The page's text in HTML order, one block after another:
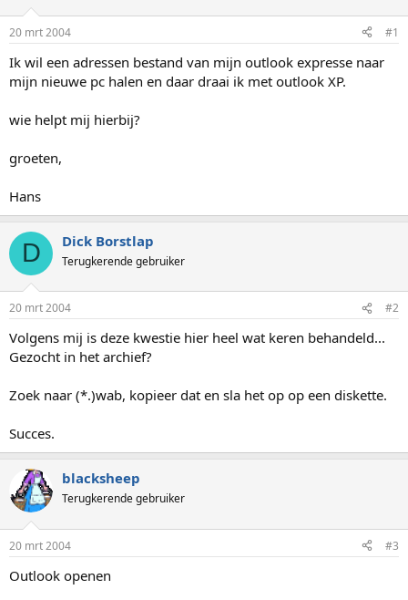
s
t
a
r
e
m
20 mrt 2004 #1
Ik wil een adressen bestand van mijn outlook expresse naar
mijn nieuwe pc halen en daar draai ik met outlook XP.
wie helpt mij hierbij?
groeten,
Hans
D Dick Borstlap
Terugkerende gebruiker
20 mrt 2004 #2
Volgens mij is deze kwestie hier heel wat keren behandeld...
Gezocht in het archief?
Zoek naar (*.)wab, kopieer dat en sla het op op een diskette.
Succes.
blacksheep
Terugkerende gebruiker
20 mrt 2004 #3
Outlook openen